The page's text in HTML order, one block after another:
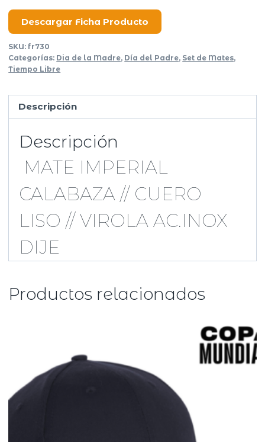
cuero
liso
cantidad
Descargar Ficha Producto
SKU: fr730
Categorías: Dia de la Madre, Día del Padre, Set de Mates,
Tiempo Libre
Descripción
Descripción
MATE IMPERIAL
CALABAZA // CUERO
LISO // VIROLA AC.INOX
DIJE
Productos relacionados